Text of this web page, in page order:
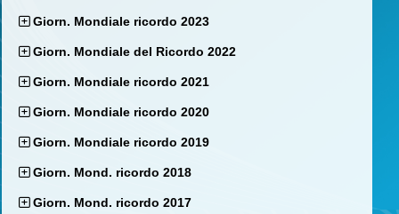
Giorn. Mondiale ricordo 2023
Giorn. Mondiale del Ricordo 2022
Giorn. Mondiale ricordo 2021
Giorn. Mondiale ricordo 2020
Giorn. Mondiale ricordo 2019
Giorn. Mond. ricordo 2018
Giorn. Mond. ricordo 2017